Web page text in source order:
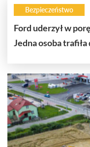
Bezpieczeństwo
Ford uderzył w
Jedna osoba